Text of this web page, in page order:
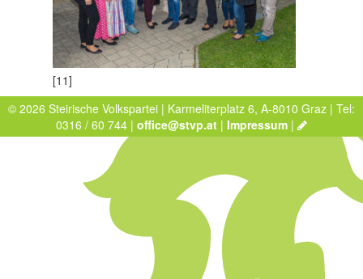
[11]
© 2026 Steirische Volkspartei | Karmeliterplatz 6, A-8010 Graz | Tel:
0316 / 60 744 | office@stvp.at | Impressum |